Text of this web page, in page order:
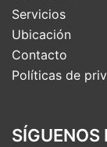
Servicios
Ubicación
Contacto
Políticas de
SÍGUENOS